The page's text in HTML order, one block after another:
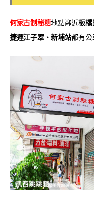
何家古制秘糖地點鄰近板橋
捷運江子翠、新埔站都有公